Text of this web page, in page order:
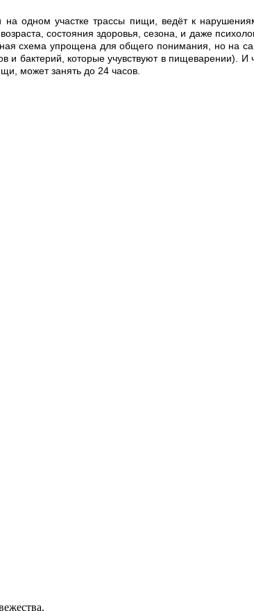
одном участке трассы пищи, ведёт к
состояния здоровья, сезона, и даже
схема упрощена для общего понимания, но на
бактерий, которые учувствуют в пищеварении). И
может занять до 24 часов.